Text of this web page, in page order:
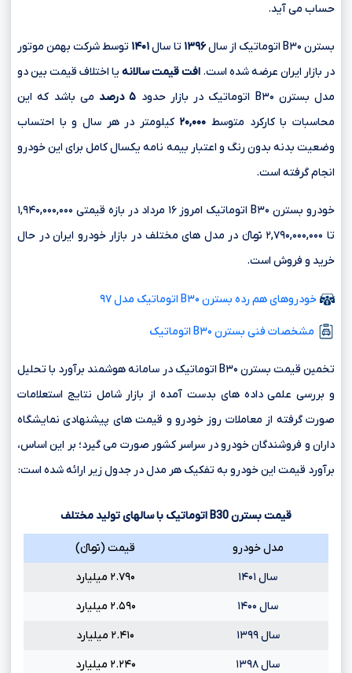
حساب می آید.
بسترن B۳۰ اتوماتیک از سال ۱۳۹۶ تا سال۱۴۰۱ توسط شرکت بهمن موتور
در بازار ایران عرضه شده است. افت قیمت سالانه یا اختلاف قیمت بین دو
مدل بسترن B۳۰ اتوماتیک در بازار حدود
۵ درصد
می باشد که این
محاسبات با کارکرد متوسط ۲۰,۰۰۰ کیلومتر در هر سال و با احتساب
وضعیت بدنه بدون رنگ و اعتبار بیمه نامه یکسال کامل برای این خودرو
انجام گرفته است.
خودرو بسترن B۳۰ اتوماتیک امروز ۱۶ مرداد در بازه قیمتی ۱,۹۴۰,۰۰۰,۰۰۰
تا ۲,۷۹۰,۰۰۰,۰۰۰ تومانءءء در مدل های مختلف در بازار خودرو ایران در حال
خرید و فروش است.
خودروهای هم رده بسترن B۳۰ اتوماتیک مدل ۹۷
مشخصات فنی بسترن B۳۰ اتوماتیک
تخمین قیمت بسترن B۳۰ اتوماتیک در سامانه هوشمند برآورد با تحلیل
و بررسی علمی داده های بدست آمده از بازار شامل نتایج استعلامات
صورت گرفته از معاملات روز خودرو و قیمت های پیشنهادی نمایشگاه
داران و فروشندگان خودرو در سراسر کشور صورت می گیرد؛ بر این اساس،
برآورد قیمت این خودرو به تفکیک هر مدل در جدول زیر ارائه شده است:
قیمت بسترنB30اتوماتیک با سالهای تولید مختلف
مدل خودرو
قیمت (تومانءءء)
سال ۱۴۰۱
۲.۷۹۰ میلیارد
سال ۱۴۰۰
۲.۵۹۰ میلیارد
سال ۱۳۹۹
۲.۴۱۰ میلیارد
سال ۱۳۹۸
۲.۲۴۰ میلیارد